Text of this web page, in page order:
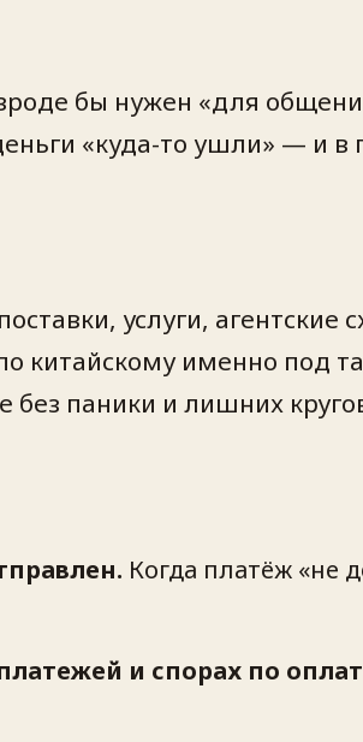
бы нужен «для
«куда-то ушли» — и в
услуги, агентские
китайскому именно под
без паники и лишних
Когда платёж «не
и спорах по